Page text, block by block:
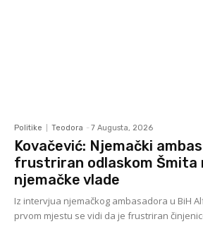
Politike Teodora - 7 Augusta, 2026
Kovačević: Njemački
frustriran odlaskom Šmita
njemačke vlade
Iz intervjua njemačkog ambasadora u BiH
prvom mjestu se vidi da je frustriran